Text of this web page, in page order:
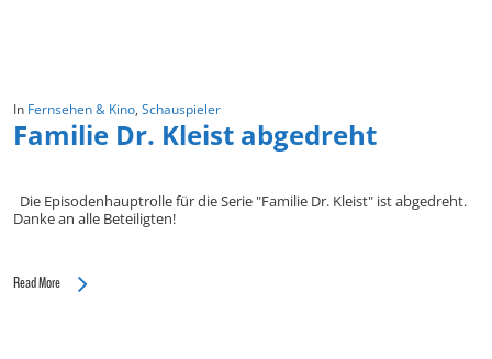
In Fernsehen & Kino,Schauspieler
Familie Dr. Kleist abgedreht
Die Episodenhauptrolle für die Serie "Familie Dr. Kleist" ist abgedreht.
Danke an alle Beteiligten!
Read More